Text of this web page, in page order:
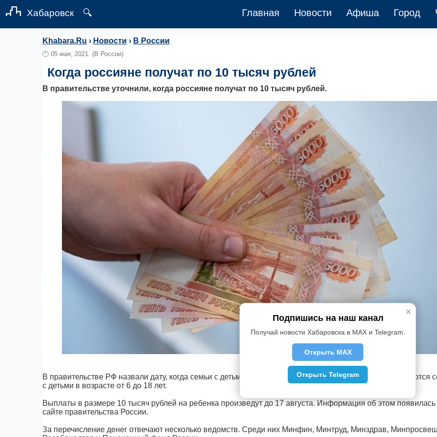
Хабаровск 🔍 Главная Новости Афиша Город
Khabara.Ru › Новости › В России
🕛 05 мая, 2021. (В России)
Когда россияне получат по 10 тысяч рублей
В правительстве уточнили, когда россияне получат по 10 тысяч рублей.
В правительстве РФ назвали дату, когда семьи с детьми получат по 10 тысяч рублей. Выплаты полагаются
с детьми в возрасте от 6 до 18 лет.
Выплаты в размере 10 тысяч рублей на ребенка произведут до 17 августа. Информация об этом появилась
сайте правительства России.
За перечисление денег отвечают несколько ведомств. Среди них Минфин, Минтруд, Минздрав,
✕
Подпишись на наш канал
Получай новости Хабаровска в MAX и Telegram.
Открыть MAX
Открыть Telegram